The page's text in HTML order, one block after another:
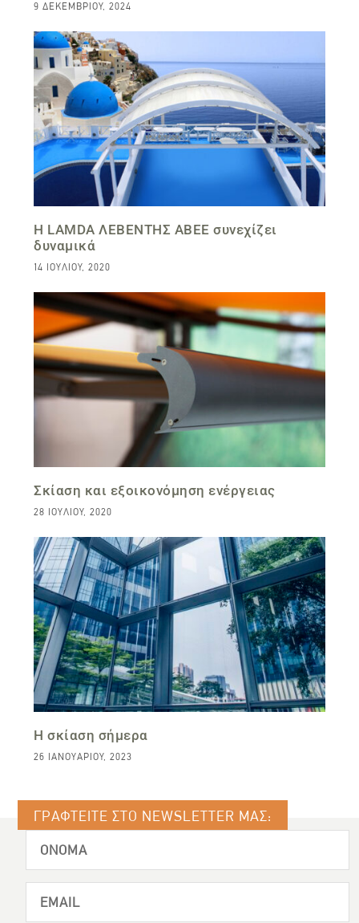
9 ΔΕΚΕΜΒΡΊΟΥ, 2024
Η LAMDA ΛΕΒΕΝΤΗΣ ΑΒΕΕ συνεχίζει
δυναμικά
14 ΙΟΥΛΊΟΥ, 2020
Σκίαση και εξοικονόμηση ενέργειας
28 ΙΟΥΛΊΟΥ, 2020
Η σκίαση σήμερα
26 ΙΑΝΟΥΑΡΊΟΥ, 2023
ΓΡΑΦΤΕΙΤΕ ΣΤΟ NEWSLETTER ΜΑΣ: